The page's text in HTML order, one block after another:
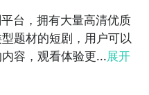
台，拥有大量高清优质
题材的短剧，用户可以
容，观看体验更...展开